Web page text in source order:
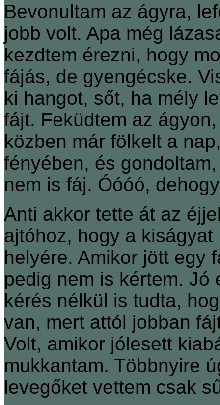
Bevonultam az ágyra,
jobb volt. Apa még
kezdtem érezni, hogy
fájás, de gyengécske.
ki hangot, sőt, ha mély
fájt. Feküdtem az
közben már fölkelt a
fényében, és
nem is fáj. Óóóó,
Anti akkor tette át az
ajtóhoz, hogy a
helyére. Amikor jött egy
pedig nem is kértem. Jó
kérés nélkül is tudta,
van, mert attól jobban
Volt, amikor jólesett
mukkantam. Többnyire
levegőket vettem csak